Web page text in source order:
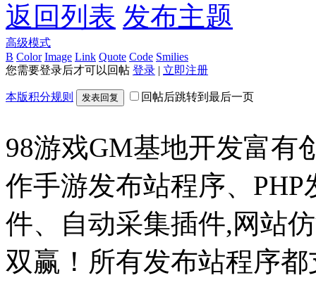
返回列表 发布主题
高级模式
B Color Image Link Quote Code Smilies
您需要登录后才可以回帖 登录 | 立即注册
本版积分规则 发表回复 回帖后跳转到最后一页
98游戏GM基地开发富有
作手游发布站程序、
件、自动采集插件,网站
双赢！所有发布站程序